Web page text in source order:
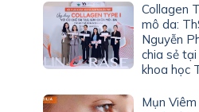
Collagen
mô da:
Nguyễn
chia sẻ
khoa học
Mụn Viêm